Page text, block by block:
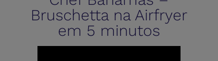
Bruschetta na Airfryer
em 5 minutos